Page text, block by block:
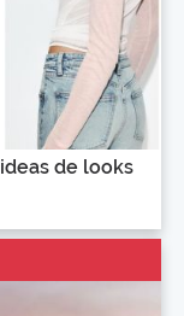
de looks